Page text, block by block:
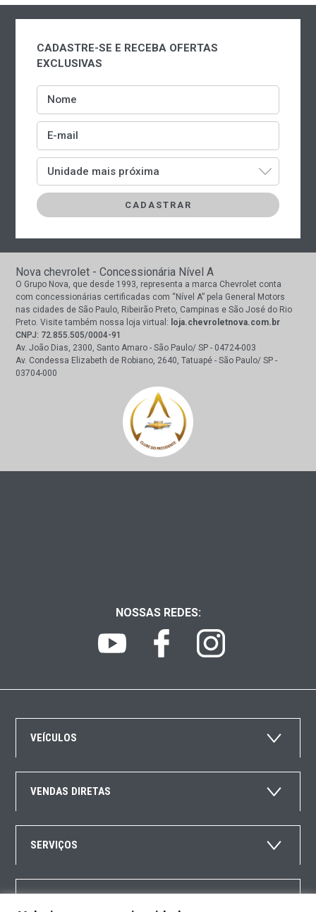
CADASTRE-SE E RECEBA OFERTAS
EXCLUSIVAS
Nome
E-mail
Unidade mais próxima
Nova chevrolet - Concessionária Nível A
O Grupo Nova, que desde 1993, representa a marca Chevrolet conta
com concessionárias certificadas com “Nível A” pela General Motors
nas cidades de São Paulo, Ribeirão Preto, Campinas e São José do Rio
Preto. Visite também nossa loja virtual: loja.chevroletnova.com.br
CNPJ: 72.855.505/0004-91
Av. João Dias, 2300, Santo Amaro - São Paulo/ SP - 04724-003
Av. Condessa Elizabeth de Robiano, 2640, Tatuapé - São Paulo/ SP -
03704-000
NOSSAS REDES:
VEÍCULOS
VENDAS DIRETAS
SERVIÇOS